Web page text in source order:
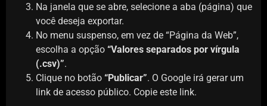
Na janela que se abre, selecione a aba (página) que
você deseja exportar.
No menu suspenso, em vez de “Página da Web”,
escolha a opção “Valores separados por vírgula
(.csv)”.
Clique no botão “Publicar”. O Google irá gerar um
link de acesso público. Copie este link.